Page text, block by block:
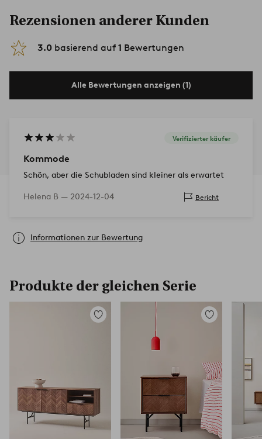
Rezensionen anderer Kunden
3.0 basierend auf 1 Bewertungen
Alle Bewertungen anzeigen (1)
Verifizierter käufer
Kommode
Schön, aber die Schubladen sind kleiner als erwartet
Helena B — 2024-12-04 Bericht
Informationen zur Bewertung
Produkte der gleichen Serie
Zu
Zu